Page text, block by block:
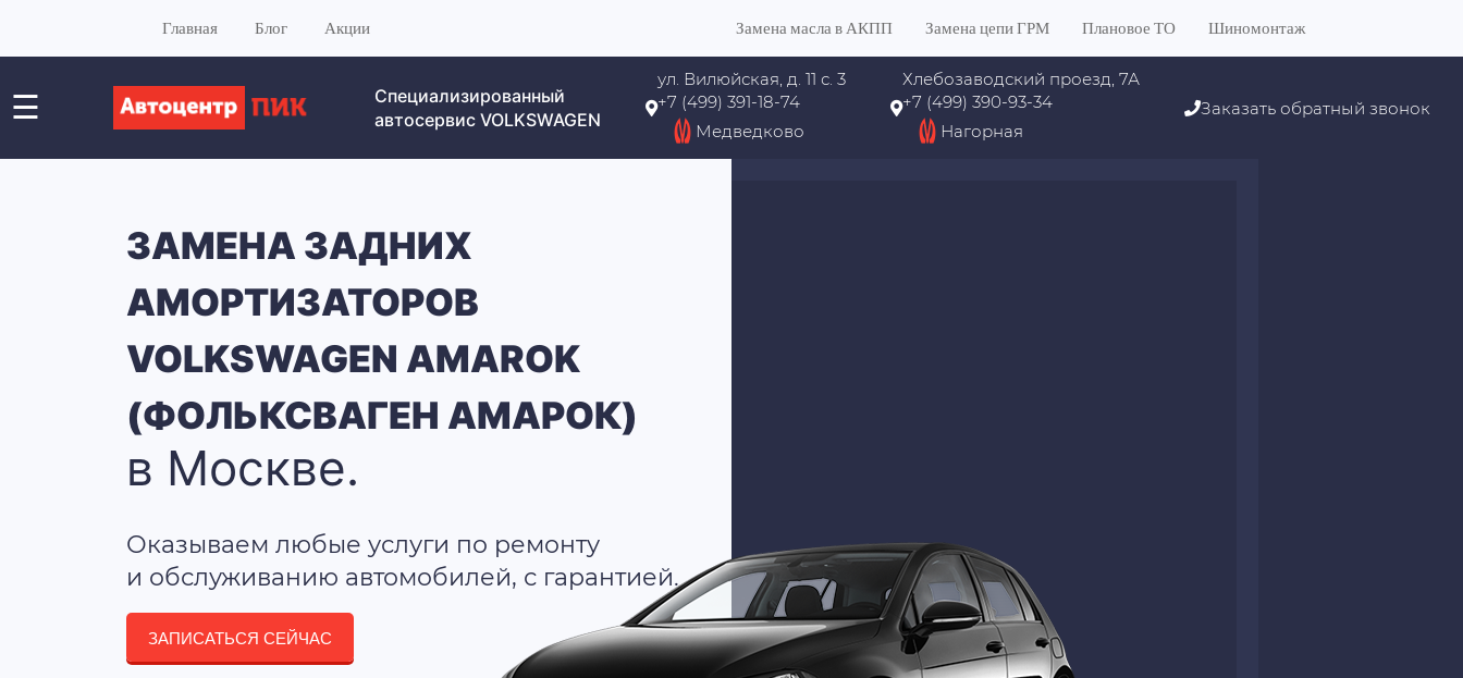
Главная Блог Акции Замена масла в АКПП Замена цепи ГРМ Плановое ТО Шиномонтаж
☰
Специализированный
автосервис VOLKSWAGEN
ул. Вилюйская, д. 11 с. 3
+7 (499) 391-18-74
Медведково
Хлебозаводский проезд, 7А
+7 (499) 390-93-34
Нагорная
Заказать обратный звонок
ЗАМЕНА ЗАДНИХ
АМОРТИЗАТОРОВ
VOLKSWAGEN AMAROK
(ФОЛЬКСВАГЕН АМАРОК)
в Москве.
Оказываем любые услуги по ремонту
и обслуживанию автомобилей, с гарантией.
ЗАПИСАТЬСЯ СЕЙЧАС